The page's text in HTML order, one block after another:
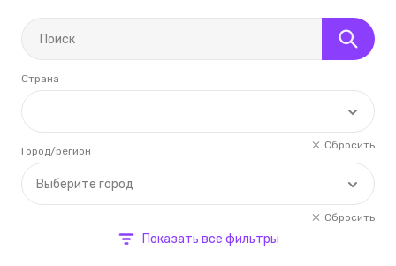
Страна
Сбросить
Выберите город
Город/регион
Сбросить
Показать все фильтры